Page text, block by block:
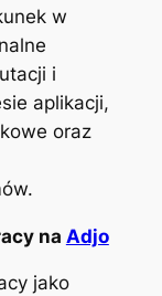
w
i
aplikacji,
oraz
na Adjo
jako